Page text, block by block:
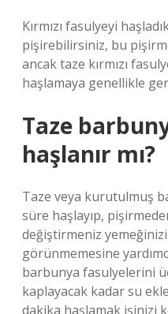
Kırmızı fasulyeyi
pişirebilirsiniz, bu
ancak taze kırmızı
haşlamaya genellikle
Taze
haşlanır mı?
Taze veya kurutulmuş
süre haşlayıp,
değiştirmeniz
görünmemesine
barbunya fasulyelerini
kaplayacak kadar su
dakika haşlamak işinizi